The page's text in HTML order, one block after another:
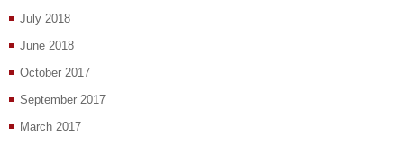
July 2018
June 2018
October 2017
September 2017
March 2017